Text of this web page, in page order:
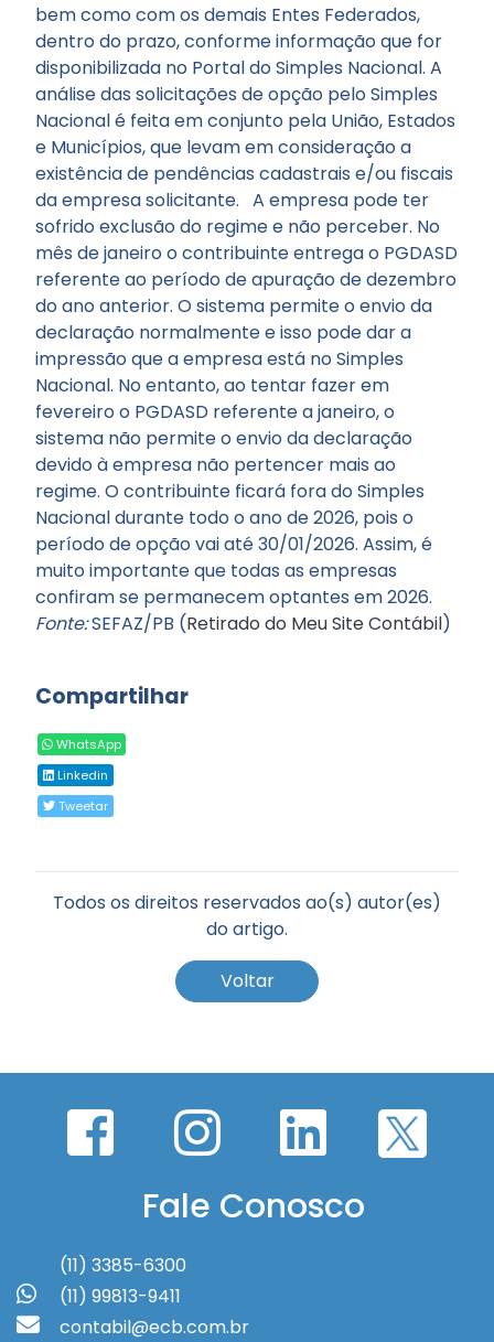
bem como com os demais Entes Federados,
dentro do prazo, conforme informação que for
disponibilizada no Portal do Simples Nacional. A
análise das solicitações de opção pelo Simples
Nacional é feita em conjunto pela União, Estados
e Municípios, que levam em consideração a
existência de pendências cadastrais e/ou fiscais
da empresa solicitante. A empresa pode ter
sofrido exclusão do regime e não perceber. No
mês de janeiro o contribuinte entrega o PGDASD
referente ao período de apuração de dezembro
do ano anterior. O sistema permite o envio da
declaração normalmente e isso pode dar a
impressão que a empresa está no Simples
Nacional. No entanto, ao tentar fazer em
fevereiro o PGDASD referente a janeiro, o
sistema não permite o envio da declaração
devido à empresa não pertencer mais ao
regime. O contribuinte ficará fora do Simples
Nacional durante todo o ano de 2026, pois o
período de opção vai até 30/01/2026. Assim, é
muito importante que todas as empresas
confiram se permanecem optantes em 2026.
Fonte:SEFAZ/PB (Retirado do Meu Site Contábil)
Compartilhar
WhatsApp
Linkedin
Tweetar
Todos os direitos reservados ao(s) autor(es)
do artigo.
Voltar
Fale Conosco
(11) 3385-6300
(11) 99813-9411
contabil@ecb.com.br